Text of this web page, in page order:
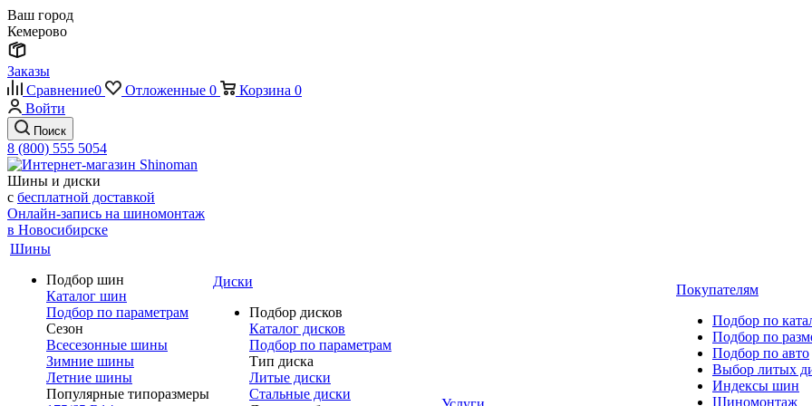
Ваш город
Кемерово
Заказы
Сравнение0 Отложенные 0 Корзина 0
Войти
Поиск
8 (800) 555 5054
Шины и диски
с бесплатной доставкой
Онлайн-запись на шиномонтаж
в Новосибирске
Шины
Подбор шин
Каталог шин
Подбор по параметрам
Сезон
Всесезонные шины
Зимние шины
Летние шины
Популярные типоразмеры
Диски
Подбор дисков
Каталог дисков
Подбор по параметрам
Тип диска
Литые диски
Стальные диски
Покупателям
Подбор по
Подбор по
Подбор по авто
Выбор литых
Индексы шин
Шиномонтаж